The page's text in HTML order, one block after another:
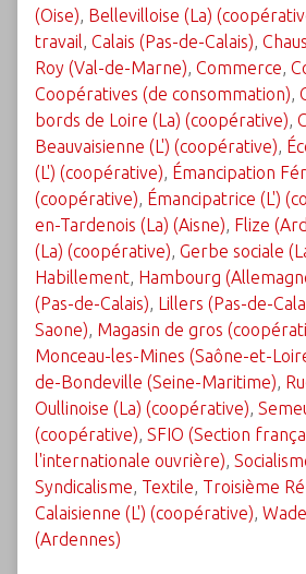
(Oise), Bellevilloise (La)
travail, Calais (Pas-de-Calais),
Roy (Val-de-Marne), Commerce,
Coopératives (de consommation),
bords de Loire (La) (coopérative),
Beauvaisienne (L') (coopérative),
(L') (coopérative), Émancipation
(coopérative), Émancipatrice (L')
en-Tardenois (La) (Aisne), Flize
(La) (coopérative), Gerbe sociale
Habillement, Hambourg
(Pas-de-Calais), Lillers (Pas-de-
Saone), Magasin de gros
Monceau-les-Mines (Saône-et-
de-Bondeville (Seine-Maritime),
Oullinoise (La) (coopérative),
(coopérative), SFIO (Section
l'internationale ouvrière),
Syndicalisme, Textile, Troisième
Calaisienne (L') (coopérative),
(Ardennes)